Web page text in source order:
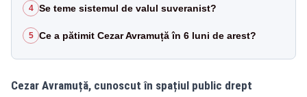
4 Se teme sistemul de valul suveranist?
5 Ce a pătimit Cezar Avramuță în 6 luni de arest?
Cezar Avramuță, cunoscut în spațiul public drept